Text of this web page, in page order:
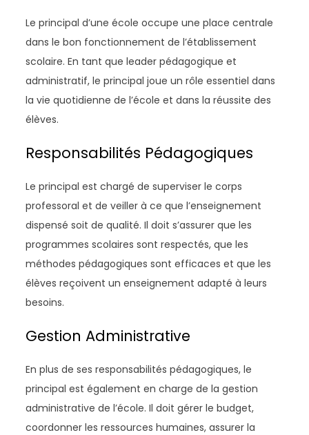
Le principal d’une école occupe une place centrale
dans le bon fonctionnement de l’établissement
scolaire. En tant que leader pédagogique et
administratif, le principal joue un rôle essentiel dans
la vie quotidienne de l’école et dans la réussite des
élèves.
Responsabilités Pédagogiques
Le principal est chargé de superviser le corps
professoral et de veiller à ce que l’enseignement
dispensé soit de qualité. Il doit s’assurer que les
programmes scolaires sont respectés, que les
méthodes pédagogiques sont efficaces et que les
élèves reçoivent un enseignement adapté à leurs
besoins.
Gestion Administrative
En plus de ses responsabilités pédagogiques, le
principal est également en charge de la gestion
administrative de l’école. Il doit gérer le budget,
coordonner les ressources humaines, assurer la